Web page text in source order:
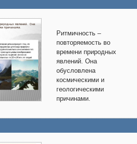
Ритмичность –
повторяемость во
времени природных
явлений. Она
обусловлена
космическими и
геологическими
причинами.